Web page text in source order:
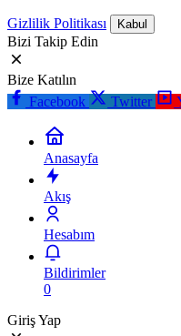
Gizlilik Politikası Kabul
Bizi Takip Edin
Bize Katılın
Facebook
Twitter
Anasayfa
Akış
Hesabım
Bildirimler
0
Giriş Yap